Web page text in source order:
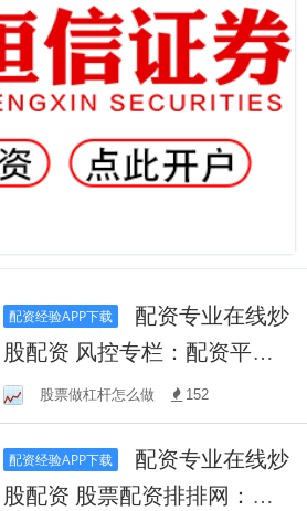
配资经验APP下载
股配资 风控专栏：配资平台
交易成本说明在板块轮动主
导盘面的时期里的情
股票做杠杆怎么做 152
配资经验APP下载
股配资 股票配资排排网：一